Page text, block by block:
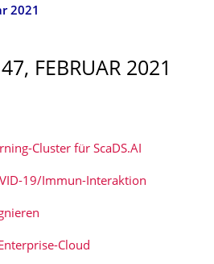
2021
FEBRUAR 2021
Cluster für ScaDS.AI
19/Immun-Interaktion
Cloud